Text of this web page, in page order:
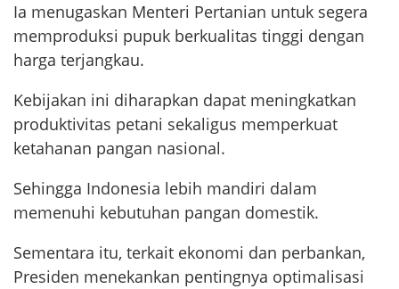
Ia menugaskan Menteri Pertanian untuk segera
memproduksi pupuk berkualitas tinggi dengan
harga terjangkau.
Kebijakan ini diharapkan dapat meningkatkan
produktivitas petani sekaligus memperkuat
ketahanan pangan nasional.
Sehingga Indonesia lebih mandiri dalam
memenuhi kebutuhan pangan domestik.
Sementara itu, terkait ekonomi dan perbankan,
Presiden menekankan pentingnya optimalisasi